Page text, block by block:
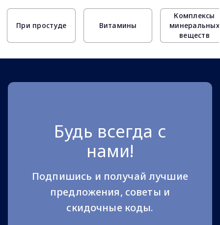
При простуде Витамины
Комплексы
минеральных
веществ
Будь всегда с
нами!
Подпишись и получай лучшие
предложения, советы и
скидочные коды.